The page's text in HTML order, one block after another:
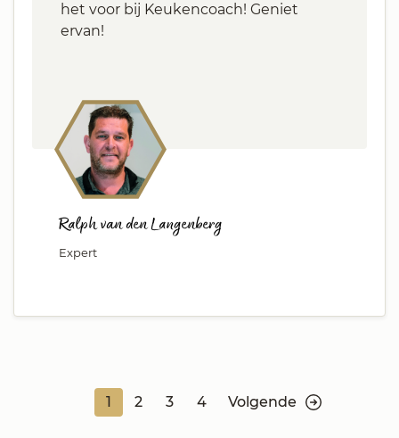
Ralph van den Langenberg
Expert
het voor bij Keukencoach! Geniet
ervan!
1 2 3 4 Volgende